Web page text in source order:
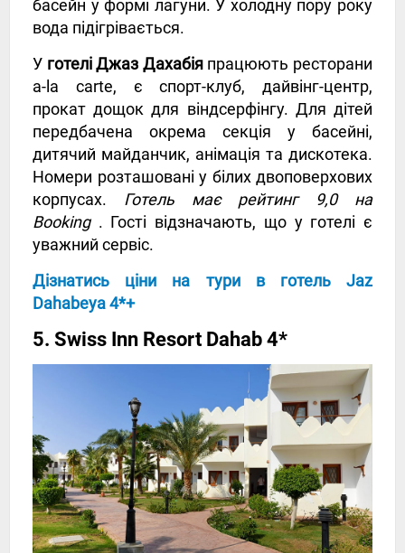
басейн у формі лагуни. У холодну пору року
вода підігрівається.
У готелі Джаз Дахабіяпрацюють ресторани
a-la carte, є спорт-клуб, дайвінг-центр,
прокат дощок для віндсерфінгу. Для дітей
передбачена окрема секція у басейні,
дитячий майданчик, анімація та дискотека.
Номери розташовані у білих двоповерхових
корпусах. Готель має рейтинг 9,0 на
Booking. Гості відзначають, що у готелі є
уважний сервіс.
Дізнатись ціни на тури в готель Jaz
Dahabeya 4*+
5. Swiss Inn Resort Dahab 4*